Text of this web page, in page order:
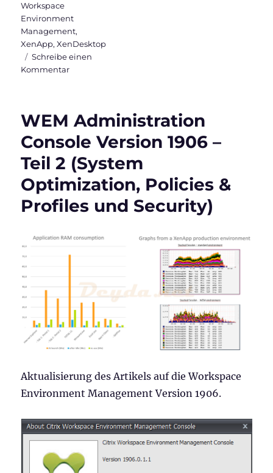
Workspace
Environment
Management,
XenApp,XenDesktop
Schreibe einen
Kommentarzu
Version
1906
–
Teil
3
(Active
Objects,
Settings
WEM Administration
Console Version 1906 –
Teil 2 (System
Optimization, Policies &
Profiles und Security)
Aktualisierung des Artikels auf die Workspace
Environment Management Version 1906.